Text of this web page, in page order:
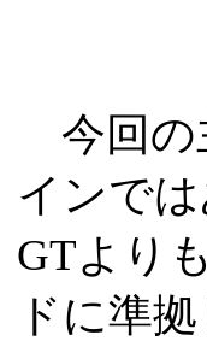
今回の
インで
GTより
ドに準